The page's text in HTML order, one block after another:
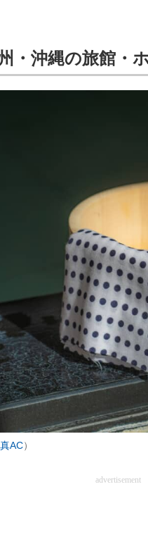
・沖縄の旅館・
AC）
advertisement